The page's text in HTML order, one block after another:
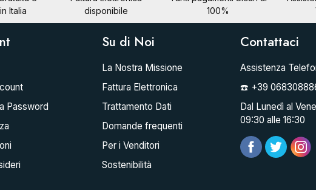
Italia
disponibile
100%
Password
Su di Noi
La Nostra Missione
Fattura Elettronica
Trattamento Dati
Domande frequenti
Per i Venditori
Sostenibilità
Contattaci
Assistenza
☎️ +39
Dal Lunedì al
09:30 alle 16:30